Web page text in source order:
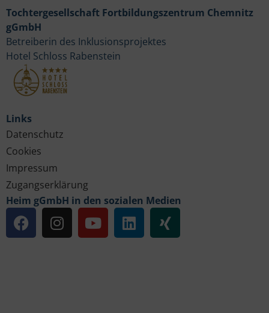
Links
Datenschutz
Cookies
Impressum
Zugangserklärung
Heim gGmbH in den sozialen Medien
Tochtergesellschaft Fortbildungszentrum Chemnitz
gGmbH
Betreiberin des Inklusionsprojektes
Hotel Schloss Rabenstein